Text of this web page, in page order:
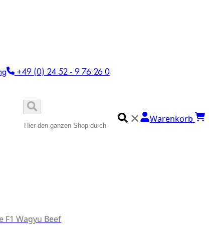
+49 (0) 24 52 - 9 76 26 0
✕ Warenkorb
F1 Wagyu Beef